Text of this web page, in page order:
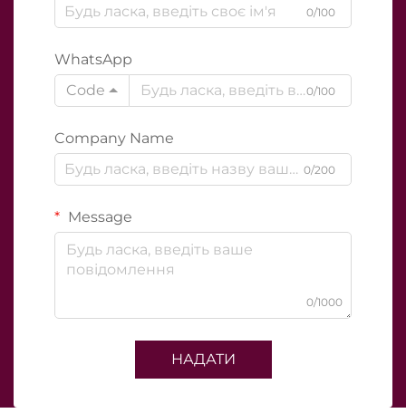
0/100
WhatsApp
Code
0/100
Company Name
0/200
Message
0/1000
НАДАТИ